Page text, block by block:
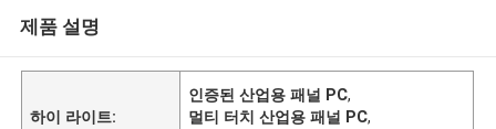
제품 설명
하이 라이트:
인증된 산업용 패널 PC,
멀티 터치 산업용 패널 PC,